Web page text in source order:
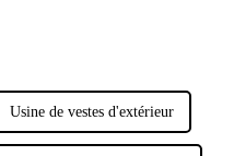
Usine de vestes d'extérieur